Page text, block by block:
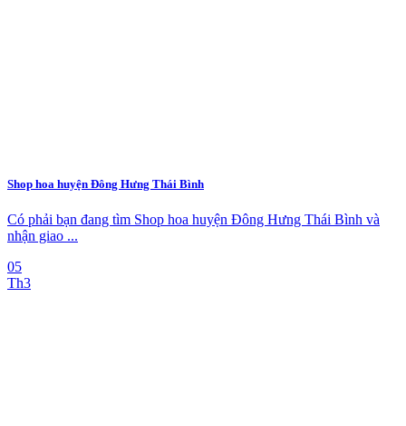
Shop hoa huyện Đông Hưng Thái Bình
Có phải bạn đang tìm Shop hoa huyện Đông Hưng Thái Bình và
nhận giao ...
05
Th3